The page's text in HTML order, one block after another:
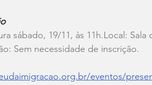
sábado, 19/11, às 11h.Local:
Sem necessidade de inscrição.
eventos/